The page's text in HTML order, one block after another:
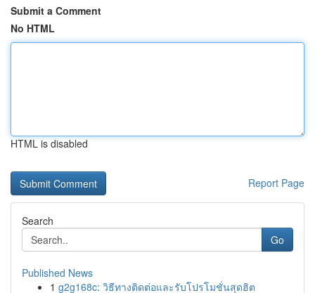
Submit a Comment
No HTML
HTML is disabled
Report Page
Search
Go
Published News
1 g2g168c: วิธีทางติดต่อและรับโปรโมชั่นสุดฮิต